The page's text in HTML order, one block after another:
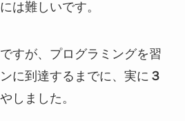
は難しいです。
すが、プログラミングを習
に到達するまでに、実に ３
しました。